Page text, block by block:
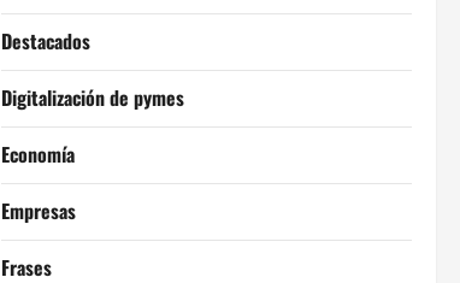
Destacados
Digitalización de pymes
Economía
Empresas
Frases